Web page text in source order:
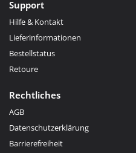
Support
Hilfe & Kontakt
Lieferinformationen
Bestellstatus
Retoure
Rechtliches
AGB
Datenschutzerklärung
Barrierefreiheit